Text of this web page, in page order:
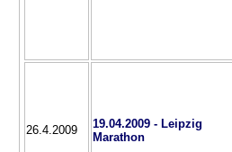
26.4.2009
19.04.2009 - Leipzig
Marathon